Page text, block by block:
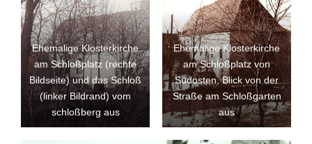
Ehemalige Klosterkirche
am Schloßplatz (rechte
Bildseite) und das Schloß
(linker Bildrand) vom
schloßberg aus
Ehemalige Klosterkirche
am Schloßplatz von
Südosten, Blick von der
Straße am Schloßgarten
aus